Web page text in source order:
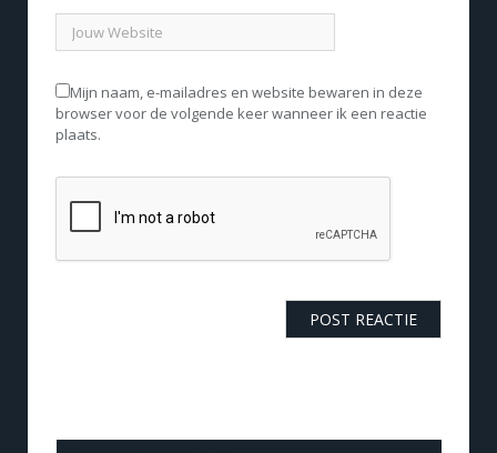
Mijn naam, e-mailadres en website bewaren in deze
browser voor de volgende keer wanneer ik een reactie
plaats.